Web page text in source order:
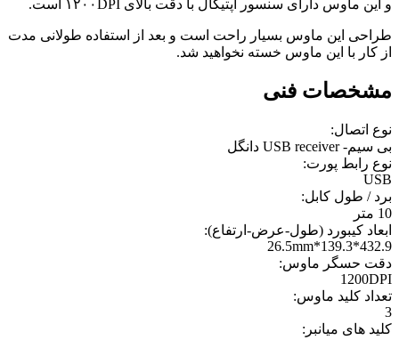
و این ماوس دارای سنسور اپتیکال با دقت بالای ۱۲۰۰DPI است.
طراحی این ماوس بسیار راحت است و بعد از استفاده طولانی مدت
از کار با این ماوس خسته نخواهید شد.
مشخصات فنی
نوع اتصال:
بی سیم- USB receiver دانگل
نوع رابط پورت:
USB
برد / طول کابل:
10 متر
ابعاد کیبورد (طول-عرض-ارتفاع):
432.9*139.3*26.5mm
دقت حسگر ماوس:
1200DPI
تعداد کلید ماوس:
3
کلید های میانبر: